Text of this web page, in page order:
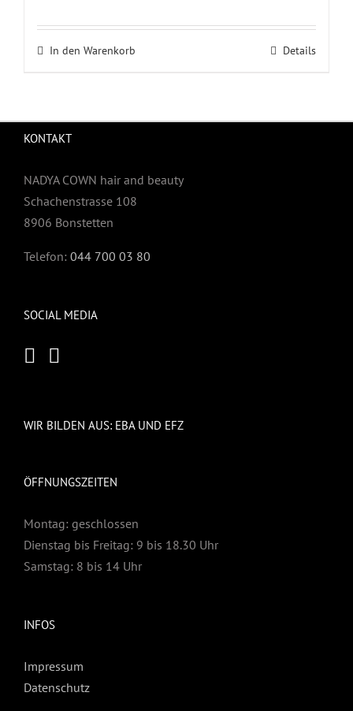
In den Warenkorb Details
KONTAKT
NADYA COWN hair and beauty
Schachenstrasse 108
8906 Bonstetten
Telefon: 044 700 03 80
SOCIAL MEDIA
WIR BILDEN AUS: EBA UND EFZ
ÖFFNUNGSZEITEN
Montag: geschlossen
Dienstag bis Freitag: 9 bis 18.30 Uhr
Samstag: 8 bis 14 Uhr
INFOS
Impressum
Datenschutz